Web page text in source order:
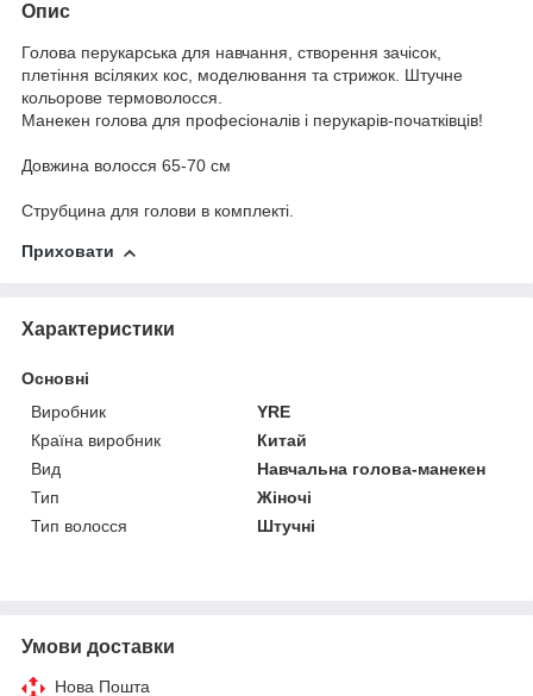
Опис
Голова перукарська для навчання, створення зачісок,
плетіння всіляких кос, моделювання та стрижок. Штучне
кольорове термоволосся.
Манекен голова для професіоналів і перукарів-початківців!
Довжина волосся 65-70 см
Струбцина для голови в комплекті.
Приховати
Характеристики
Основні
Виробник
YRE
Країна виробник
Китай
Вид
Навчальна голова-манекен
Тип
Жіночі
Тип волосся
Штучні
Умови доставки
Нова Пошта